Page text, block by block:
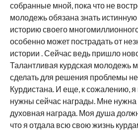
собранные мной, пока что не
молодежь обязана знать
историю своего
особенно может пострадать от
истории . Сейчас ведь пришло
Талантливая курдская молодежь
сделать для решения проблемы
Курдистана. И еще, к сожалению,
нужны сейчас награды. Мне нужна
духовная награда. Моя душа
что я отдала всю свою жизнь